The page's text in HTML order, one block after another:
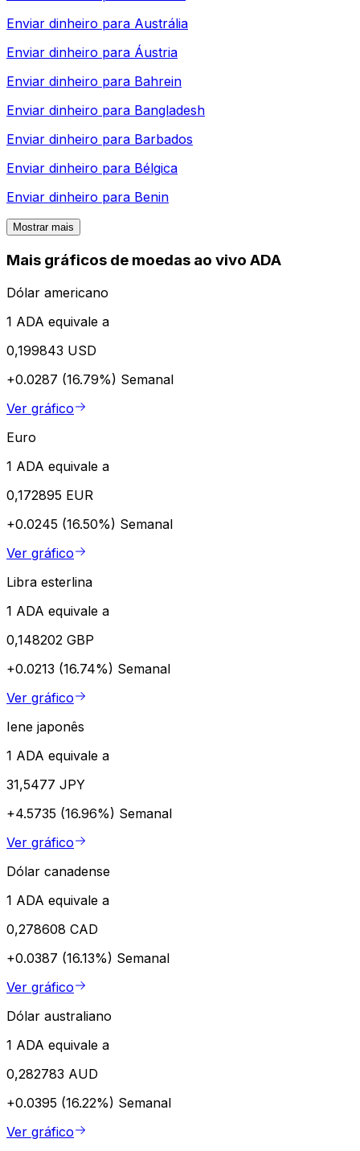
Enviar dinheiro para Austrália
Enviar dinheiro para Áustria
Enviar dinheiro para Bahrein
Enviar dinheiro para Bangladesh
Enviar dinheiro para Barbados
Enviar dinheiro para Bélgica
Enviar dinheiro para Benin
Mostrar mais
Mais gráficos de moedas ao vivo ADA
Dólar americano
1 ADA equivale a
0,199843 USD
+0.0287 (16.79%) Semanal
Ver gráfico
Euro
1 ADA equivale a
0,172895 EUR
+0.0245 (16.50%) Semanal
Ver gráfico
Libra esterlina
1 ADA equivale a
0,148202 GBP
+0.0213 (16.74%) Semanal
Ver gráfico
Iene japonês
1 ADA equivale a
31,5477 JPY
+4.5735 (16.96%) Semanal
Ver gráfico
Dólar canadense
1 ADA equivale a
0,278608 CAD
+0.0387 (16.13%) Semanal
Ver gráfico
Dólar australiano
1 ADA equivale a
0,282783 AUD
+0.0395 (16.22%) Semanal
Ver gráfico